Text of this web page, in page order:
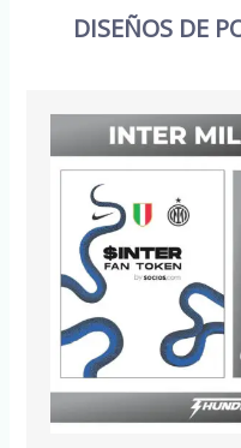
DISEÑOS DE